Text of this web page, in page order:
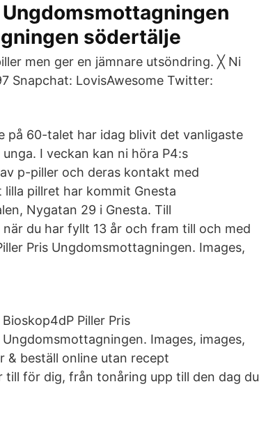
Ungdomsmottagningen
södertälje
men ger en jämnare utsöndring. ╳ Ni
Snapchat: LovisAwesome Twitter:
på 60-talet har idag blivit det vanligaste
I veckan kan ni höra P4:s
p-piller och deras kontakt med
pillret har kommit Gnesta
Nygatan 29 i Gnesta. Till
du har fyllt 13 år och fram till och med
Pris Ungdomsmottagningen. Images,
Bioskop4dP Piller Pris
Ungdomsmottagningen. Images, images,
& beställ online utan recept
för dig, från tonåring upp till den dag du